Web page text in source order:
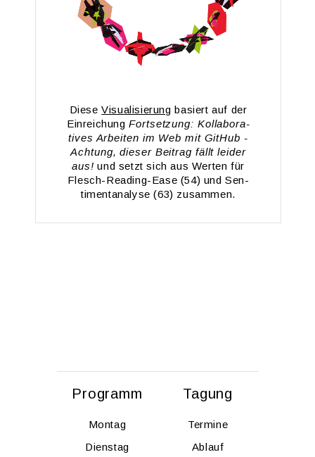
DieseVi­sua­li­sie­rung ba­siert auf der
Ein­rei­chungFort­set­zung: Kol­la­bo­ra­
ti­ves Ar­bei­ten im Web mit Git­Hub -
Ach­tung, die­ser Bei­trag fällt lei­der
aus! und setzt sich aus Wer­ten für
Flesch-Rea­ding-Ea­se (54) und Sen­
ti­men­t­ana­ly­se (63) zu­sam­men.
Pro­gramm
Mon­tag
Diens­tag
Ta­gung
Ter­mi­ne
Ab­lauf